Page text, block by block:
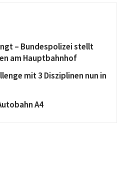
– Bundespolizei stellt
am Hauptbahnhof
mit 3 Disziplinen nun in
A4